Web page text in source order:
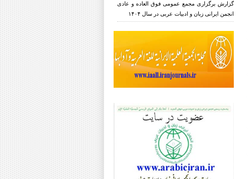
گزارش برگزاری مجمع عمومی فوق العاده و عادی
انجمن ایرانی زبان و ادبیات عربی در سال ۱۴۰۴